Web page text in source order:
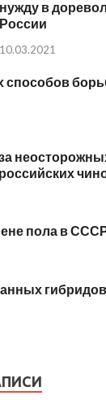
нужду в
России
10.03.2021
способов
пола в